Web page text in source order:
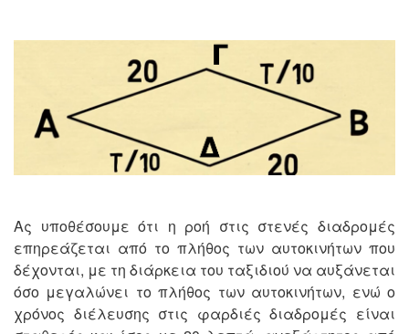
Ας υποθέσουμε ότι η ροή στις στενές διαδρομές
επηρεάζεται από το πλήθος των αυτοκινήτων που
δέχονται, με τη διάρκεια του ταξιδιού να αυξάνεται
όσο μεγαλώνει το πλήθος των αυτοκινήτων, ενώ ο
χρόνος διέλευσης στις φαρδιές διαδρομές είναι